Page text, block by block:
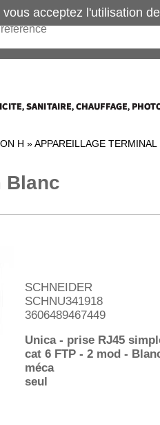
H »APPAREILLAGE TERMINAL
Blanc
SCHNEIDER
SCHNU341918
3606489467449
Unica - prise RJ45
cat 6 FTP - 2 mod -
méca
seul
vous acceptez